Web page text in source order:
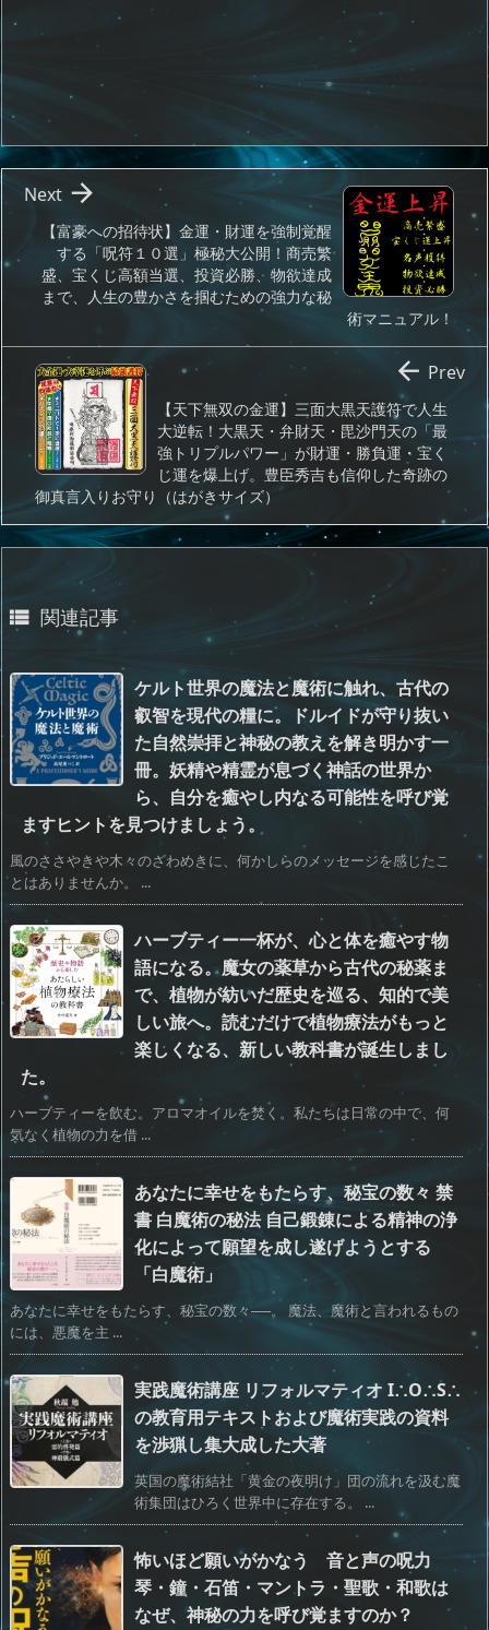
【富豪への招待状】金運・財運を強制覚醒
する「呪符１０選」極秘大公開！商売繁
盛、宝くじ高額当選、投資必勝、物欲達成
まで、人生の豊かさを掴むための強力な秘
術マニュアル！

Next
【天下無双の金運】三面大黒天護符で人生
大逆転！大黒天・弁財天・毘沙門天の「最
強トリプルパワー」が財運・勝負運・宝く
じ運を爆上げ。豊臣秀吉も信仰した奇跡の
御真言入りお守り（はがきサイズ）
 Prev
 関連記事
ケルト世界の魔法と魔術に触れ、古代の
叡智を現代の糧に。ドルイドが守り抜い
た自然崇拝と神秘の教えを解き明かす一
冊。妖精や精霊が息づく神話の世界か
ら、自分を癒やし内なる可能性を呼び覚
ますヒントを見つけましょう。
風のささやきや木々のざわめきに、何かしらのメッセージを感じたこ
とはありませんか。 ...
ハーブティー一杯が、心と体を癒やす物
語になる。魔女の薬草から古代の秘薬ま
で、植物が紡いだ歴史を巡る、知的で美
しい旅へ。読むだけで植物療法がもっと
楽しくなる、新しい教科書が誕生しまし
た。
ハーブティーを飲む。アロマオイルを焚く。私たちは日常の中で、何
気なく植物の力を借 ...
あなたに幸せをもたらす、秘宝の数々 禁
書 白魔術の秘法 自己鍛錬による精神の浄
化によって願望を成し遂げようとする
「白魔術」
あなたに幸せをもたらす、秘宝の数々──。 魔法、魔術と言われるもの
には、悪魔を主 ...
実践魔術講座 リフォルマティオ I∴O∴S∴
の教育用テキストおよび魔術実践の資料
を渉猟し集大成した大著
英国の魔術結社「黄金の夜明け」団の流れを汲む魔
術集団はひろく世界中に存在する。 ...
怖いほど願いがかなう 音と声の呪力
琴・鐘・石笛・マントラ・聖歌・和歌は
なぜ、神秘の力を呼び覚ますのか？